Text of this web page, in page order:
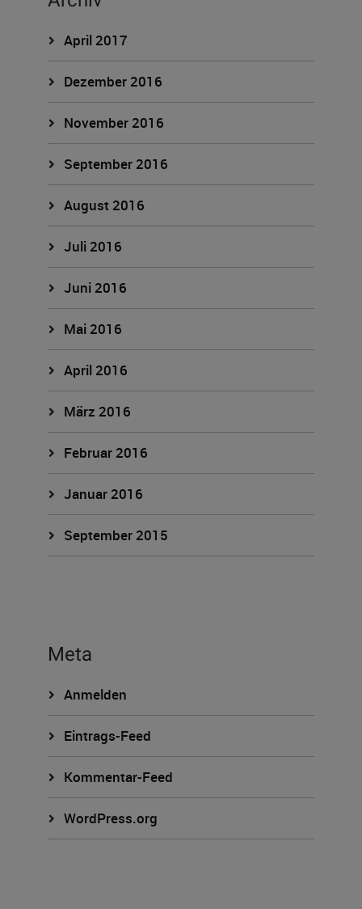
April 2017
Dezember 2016
November 2016
September 2016
August 2016
Juli 2016
Juni 2016
Mai 2016
April 2016
März 2016
Februar 2016
Januar 2016
September 2015
Meta
Anmelden
Eintrags-Feed
Kommentar-Feed
WordPress.org